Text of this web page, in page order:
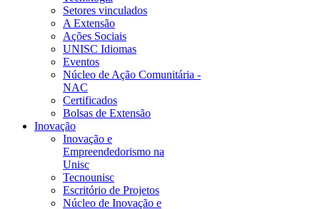
Setores vinculados
A Extensão
Ações Sociais
UNISC Idiomas
Eventos
Núcleo de Ação Comunitária -
NAC
Certificados
Bolsas de Extensão
Inovação
Inovação e
Empreendedorismo na
Unisc
Tecnounisc
Escritório de Projetos
Núcleo de Inovação e